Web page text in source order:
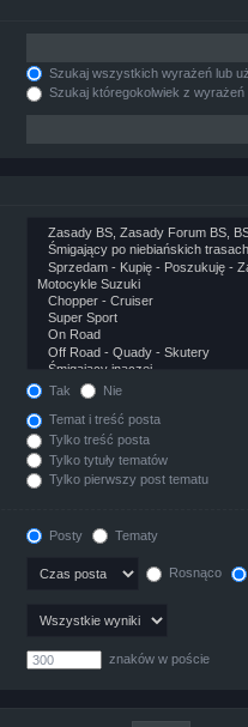
Szukaj wszystkich wyrażeń lub
Szukaj któregokolwiek z wyrażeń
Tak Nie
Temat i treść posta
Tylko treść posta
Tylko tytuły tematów
Tylko pierwszy post tematu
Posty Tematy
Rosnąco
znaków w poście